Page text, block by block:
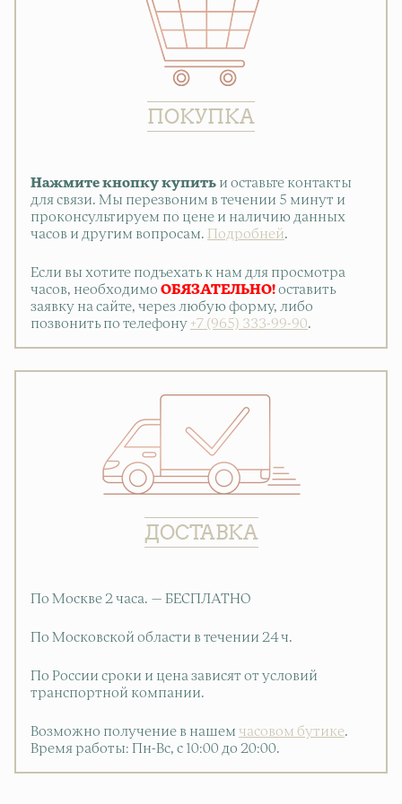
ПОКУПКА
Нажмите кнопку купить и оставьте контакты
для связи. Мы перезвоним в течении 5 минут и
проконсультируем по цене и наличию данных
часов и другим вопросам.
Подробней.
Если вы хотите подъехать к нам для просмотра
часов, необходимо ОБЯЗАТЕЛЬНО! оставить
заявку на сайте, через любую форму, либо
позвонить по телефону +7 (965) 333-99-90.
ДОСТАВКА
По Москве 2 часа. — БЕСПЛАТНО
По Московской области в течении 24 ч.
По России сроки и цена зависят от условий
транспортной компании.
Возможно получение в нашем часовом бутике.
Время работы: Пн-Вс, с 10:00 до 20:00.